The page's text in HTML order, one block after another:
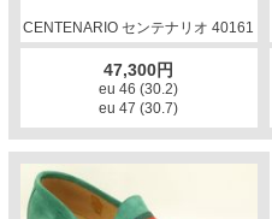
CENTENARIO センテナリオ 40161
47,300円
eu 46 (30.2)
eu 47 (30.7)